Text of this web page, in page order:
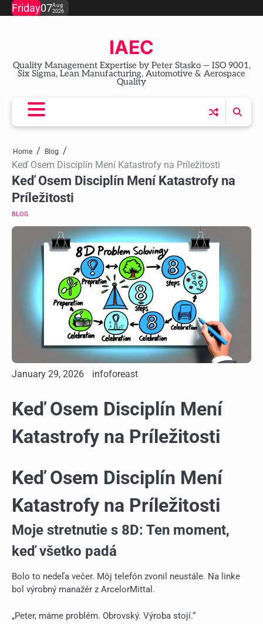
SkipFriday07Aug
2026
IAEC
Quality Management Expertise by Peter Stasko — ISO 9001,
Six Sigma, Lean Manufacturing, Automotive & Aerospace
Quality
Home Blog
Keď Osem Disciplín Mení Katastrofy na Príležitosti
Keď Osem Disciplín Mení Katastrofy na
Príležitosti
BLOG
January 29, 2026 infoforeast
Keď Osem Disciplín Mení
Katastrofy na Príležitosti
Keď Osem Disciplín Mení
Katastrofy na Príležitosti
Moje stretnutie s 8D: Ten moment,
keď všetko padá
Bolo to nedeľa večer. Môj telefón zvonil neustále. Na linke
bol výrobný manažér z ArcelorMittal.
„Peter, máme problém. Obrovský. Výroba stojí.“